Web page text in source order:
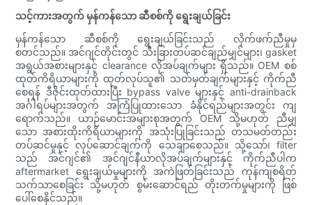
သင့်ကားအတွက် မှန်ကန်သော ဆီစစ်ကို ရွေးချယ်ခြင်း
မှန်ကန်သော ဆီစစ်ကို ရွေးချယ်ခြင်းသည် လိုက်ဖက်ညီမှုမှ
စတင်သည်။ အင်ဂျင်တိုင်းတွင် သီးခြားတပ်ဆင်ချည်မျှင်များ၊ gasket
အရွယ်အစားများနှင့် clearance လိုအပ်ချက်များ ရှိသည်။ OEM စစ်
ထုတ်ကိရိယာများကို ထုတ်လုပ်သူ၏ သတ်မှတ်ချက်များနှင့် ကိုက်ညီ
စေရန် ဒီဇိုင်းထုတ်ထားပြီး bypass valve များနှင့် anti-drainback
အင်္ဂါရပ်များအတွက် အကြံပြုထားသော ခံနိုင်ရည်များအတွင်း ကျ
ရောက်သည်။ ယာဉ်မောင်းအများစုအတွက် OEM သို့မဟုတ် ညီမျှ
သော အစားထိုးကိရိယာများကို အသုံးပြုခြင်းသည် တသမတ်တည်း
တပ်ဆင်မှုနှင့် လုပ်ဆောင်ချက်ကို သေချာစေသည်။ သို့သော်၊ filter
သည် အင်ဂျင်၏ အင်ဂျင်နီယာလိုအပ်ချက်များနှင့် ကိုက်ညီပါက
aftermarket ရွေးချယ်မှုများကို အကဲဖြတ်ခြင်းသည် ကုန်ကျစရိတ်
သက်သာစေခြင်း သို့မဟုတ် စွမ်းဆောင်ရည် တိုးတက်မှုများကို ဖြစ်
ပေါ်စေနိုင်သည်။